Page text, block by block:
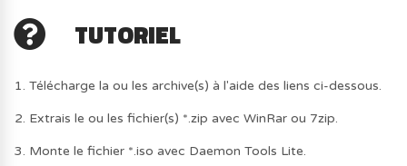
TUTORIEL
1. Télécharge la ou les archive(s) à l'aide des liens ci-dessous.
2. Extrais le ou les fichier(s) *.zip avec WinRar ou 7zip.
3. Monte le fichier *.iso avec Daemon Tools Lite.